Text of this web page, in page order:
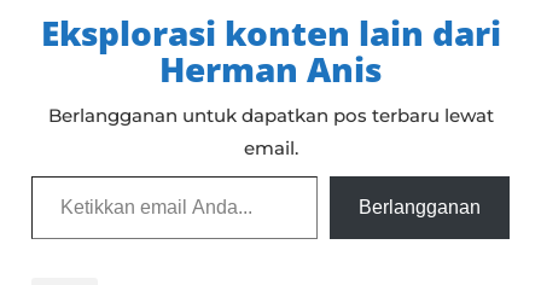
Eksplorasi konten lain dari
Herman Anis
Berlangganan untuk dapatkan pos terbaru lewat
email.
Ketikkan email Anda...
Berlangganan